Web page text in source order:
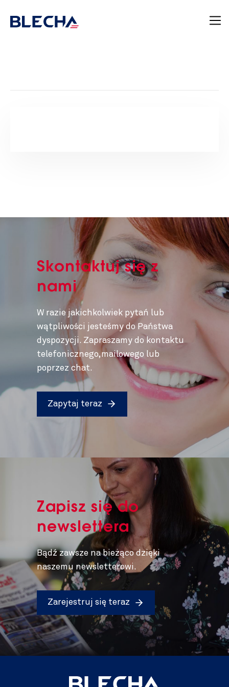
Skontaktuj się z
nami
W razie jakichkolwiek pytań lub
wątpliwości jesteśmy do Państwa
dyspozycji. Zapraszamy do kontaktu
telefonicznego,mailowego lub
poprzez chat.
Zapytaj teraz
Zapisz się do
newslettera
Bądź zawsze na bieżąco dzięki
naszemu newsletterowi.
Zarejestruj się teraz